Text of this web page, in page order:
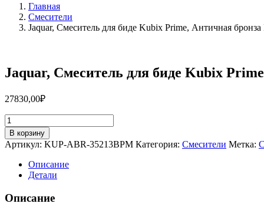
Главная
Смесители
Jaquar, Смеситель для биде Kubix Prime, Античная
Jaquar, Смеситель для биде Kubix
27830,00₽
Количество
товара
Jaquar,
Смеситель
биде
Prime,
Античная
В корзину
Артикул: KUP-ABR-35213BPM Категория: Смесители Метка:
Описание
Детали
Описание